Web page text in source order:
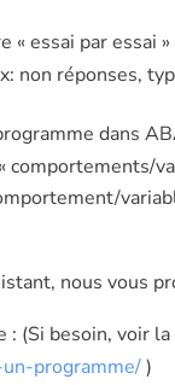
« essai par essai
non réponses,
dans
comportements/
nous vous
(Si besoin, voir
programme/ )